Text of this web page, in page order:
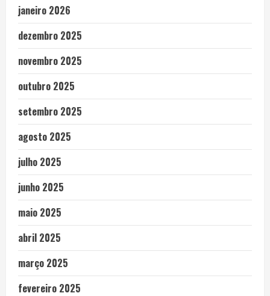
janeiro 2026
dezembro 2025
novembro 2025
outubro 2025
setembro 2025
agosto 2025
julho 2025
junho 2025
maio 2025
abril 2025
março 2025
fevereiro 2025